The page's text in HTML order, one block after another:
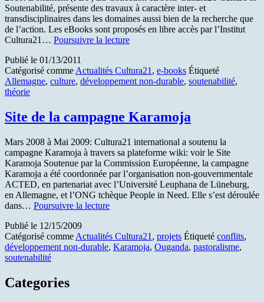
Soutenabilité, présente des travaux à caractère inter- et
transdisciplinaires dans les domaines aussi bien de la recherche que
de l’action. Les eBooks sont proposés en libre accès par l’Institut
Cultura21… Poursuivre la lectureNouvelle
eBooks
Cultura21
Culture
et
Soutenabilité
Publié le 01/13/2011
Catégorisé commeActualités Cultura21, e-books Étiqueté
Allemagne, culture, développement non-durable, soutenabilité,
théorie
Site de la campagne Karamoja
Mars 2008 à Mai 2009: Cultura21 international a soutenu la
campagne Karamoja à travers sa plateforme wiki: voir le Site
Karamoja Soutenue par la Commission Européenne, la campagne
Karamoja a été coordonnée par l’organisation non-gouvernmentale
ACTED, en partenariat avec l’Université Leuphana de Lüneburg,
en Allemagne, et l’ONG tchèque People in Need. Elle s’est déroulée
dans… Poursuivre la lectureSite
campagne
Karamoja
Publié le 12/15/2009
Catégorisé comme Actualités Cultura21 , projets Étiqueté conflits,
développement non-durable, Karamoja, Ouganda, pastoralisme,
soutenabilité
Categories